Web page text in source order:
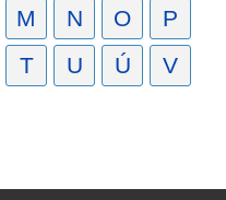
M N O
P
T U Ú
V